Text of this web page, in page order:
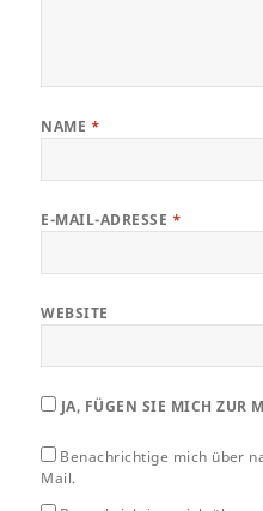
NAME *
E-MAIL-ADRESSE *
WEBSITE
JA, FÜGEN SIE MICH ZUR
Benachrichtige mich über
Mail.